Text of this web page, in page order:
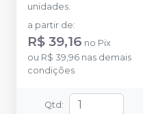
unidades.
a partir de:
R$ 39,16 no Pix
ou R$ 39,96 nas demais
condições
Qtd :